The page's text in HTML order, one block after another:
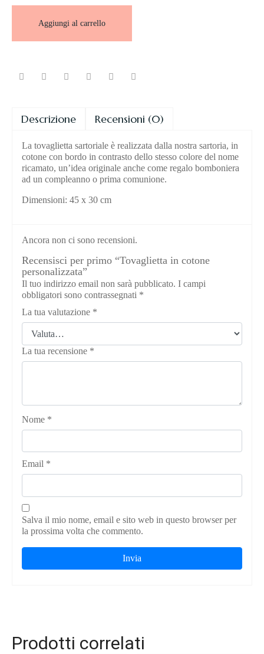
Aggiungi al carrello
Descrizione Recensioni (0)
La tovaglietta sartoriale è realizzata dalla nostra sartoria, in
cotone con bordo in contrasto dello stesso colore del nome
ricamato, un’idea originale anche come regalo bomboniera
ad un compleanno o prima comunione.
Dimensioni: 45 x 30 cm
Ancora non ci sono recensioni.
Recensisci per primo “Tovaglietta in cotone
personalizzata”
Il tuo indirizzo email non sarà pubblicato. I campi
obbligatori sono contrassegnati *
La tua valutazione *
La tua recensione *
Nome *
Email *
Salva il mio nome, email e sito web in questo browser per
la prossima volta che commento.
Prodotti correlati